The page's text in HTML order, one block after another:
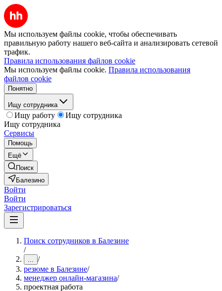
Мы используем файлы cookie, чтобы обеспечивать
правильную работу нашего веб-сайта и анализировать сетевой
трафик.
Правила использования файлов cookie
Мы используем файлы cookie. Правила использования
файлов cookie
Понятно
Ищу сотрудника
Ищу работу
Ищу сотрудника
Ищу сотрудника
Сервисы
Помощь
Ещё
Поиск
Балезино
Войти
Войти
Зарегистрироваться
Поиск сотрудников в Балезине
/
... /
резюме в Балезине/
менеджер онлайн-магазина/
проектная работа